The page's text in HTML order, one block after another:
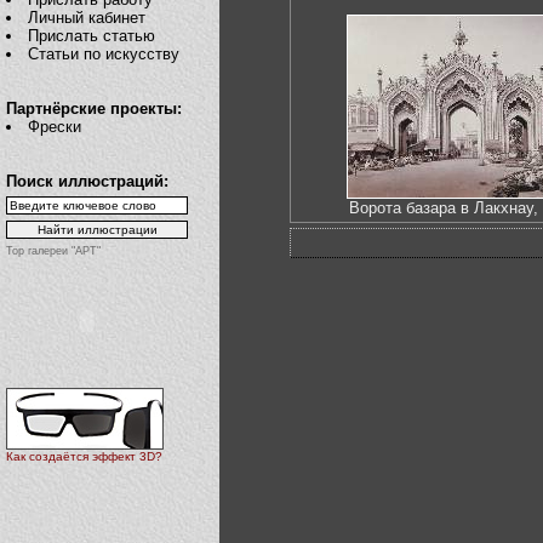
Личный кабинет
Прислать статью
Статьи по искусству
Партнёрские проекты:
Фрески
Поиск иллюстраций:
Top галереи "АРТ"
Как создаётся эффект 3D?
Ворота базара в Лакхнау,